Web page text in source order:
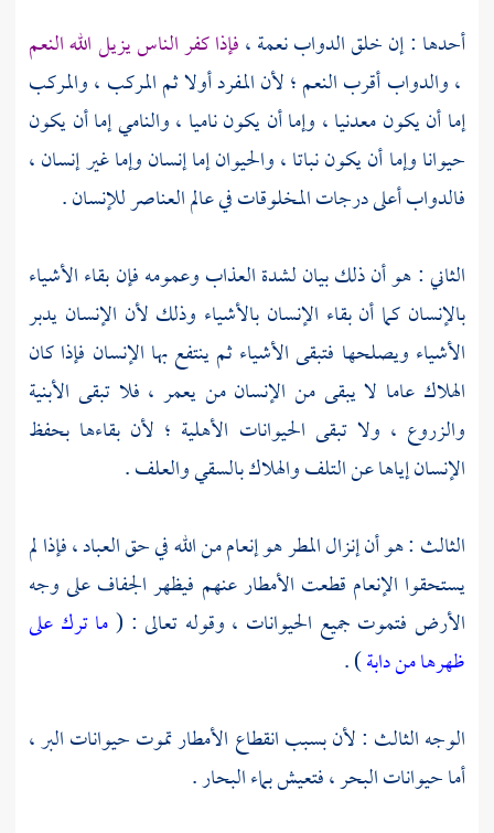
أحدها : إن خلق الدواب نعمة ،فإذا كفر الناس يزيل الله النعم
، والدواب أقرب النعم ؛ لأن المفرد أولا ثم المركب ، والمركب
إما أن يكون معدنيا ، وإما أن يكون ناميا ، والنامي إما أن يكون
حيوانا وإما أن يكون نباتا ، والحيوان إما إنسان وإما غير إنسان ،
فالدواب أعلى درجات المخلوقات في عالم العناصر للإنسان .
الثاني : هو أن ذلك بيان لشدة العذاب وعمومه فإن بقاء الأشياء
بالإنسان كما أن بقاء الإنسان بالأشياء وذلك لأن الإنسان يدبر
الأشياء ويصلحها فتبقى الأشياء ثم ينتفع بها الإنسان فإذا كان
الهلاك عاما لا يبقى من الإنسان من يعمر ، فلا تبقى الأبنية
والزروع ، ولا تبقى الحيوانات الأهلية ؛ لأن بقاءها بحفظ
الإنسان إياها عن التلف والهلاك بالسقي والعلف .
الثالث : هو أن إنزال المطر هو إنعام من الله في حق العباد ، فإذا لم
يستحقوا الإنعام قطعت الأمطار عنهم فيظهر الجفاف على وجه
الأرض فتموت جميع الحيوانات ، وقوله تعالى : (ما ترك على
ظهرها من دابة) .
الوجه الثالث : لأن بسبب انقطاع الأمطار تموت حيوانات البر ،
أما حيوانات البحر ، فتعيش بماء البحار .